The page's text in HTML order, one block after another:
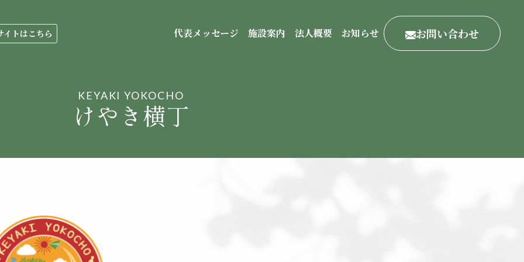
イトはこちら 代表メッセージ 施設案内 法人概要 お知らせ お問い合わせ
KEYAKI YOKOCHO
けやき横丁